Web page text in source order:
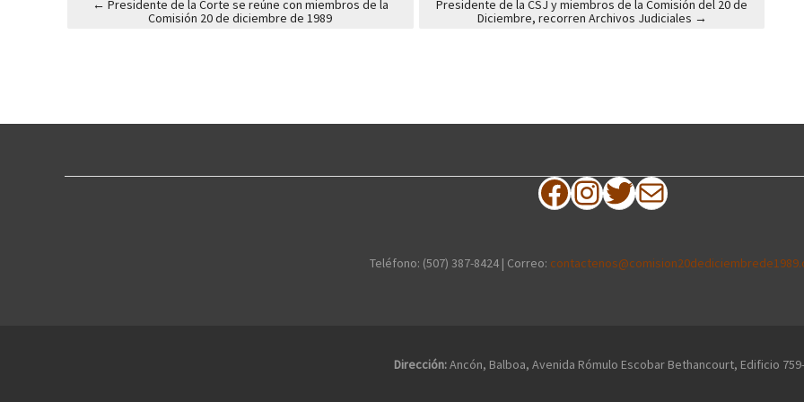
Post navigation
← Presidente de la Corte se reúne con miembros de la
Comisión 20 de diciembre de 1989
Presidente de la CSJ y miembros de la Comisión del 20 de
Diciembre, recorren Archivos Judiciales →
Facebook
Instagram
Twitter
Correo electrónico
Teléfono: (507) 387-8424 | Correo:
Dirección:Ancón, Balboa, Avenida Rómulo Escobar Bethancourt, Edificio